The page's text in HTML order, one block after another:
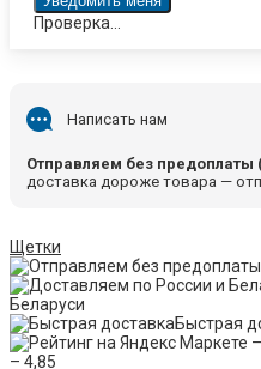
Проверка...
Написать нам
Отправляем без
доставка дороже товара —
Щетки
Беларуси
Быстрая
– 4,85